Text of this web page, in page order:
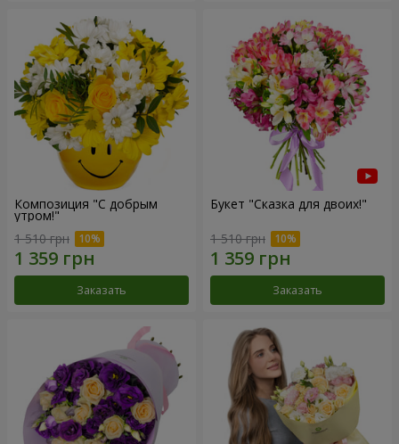
Композиция "С добрым
утром!"
1 510 грн
Заказать
Букет "Сказка для двоих!"
1 510 грн
Заказать